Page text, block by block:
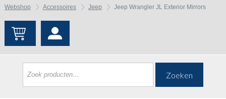
Webshop Accessoires Jeep Jeep Wrangler JL Exterior Mirrors
Zoeken